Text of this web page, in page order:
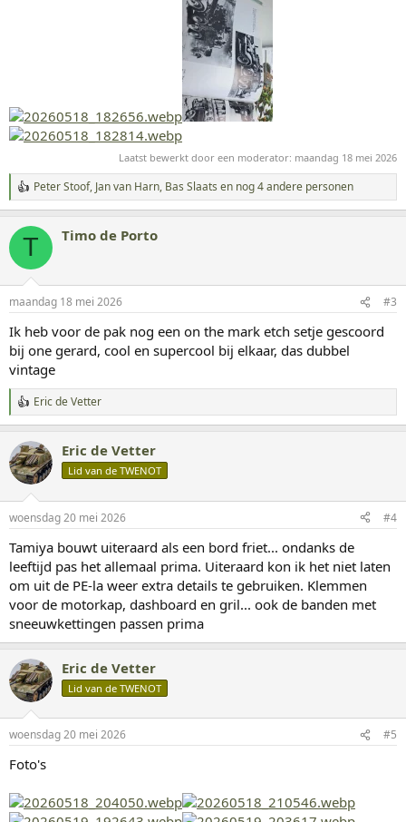
Laatst bewerkt door een moderator: maandag 18 mei 2026
W
a
r
e
n
e
n
:
Peter Stoof, Jan van Harn, Bas Slaats en nog 4 andere personen
T Timo de Porto
maandag 18 mei 2026 #3
Ik heb voor de pak nog een on the mark etch setje gescoord
bij one gerard, cool en supercool bij elkaar, das dubbel
vintage
W
a
r
d
e
n
e
n
:
Eric de Vetter
Eric de Vetter
Lid van de TWENOT
woensdag 20 mei 2026 #4
Tamiya bouwt uiteraard als een bord friet... ondanks de
leeftijd pas het allemaal prima. Uiteraard kon ik het niet laten
om uit de PE-la weer extra details te gebruiken. Klemmen
voor de motorkap, dashboard en gril... ook de banden met
sneeuwkettingen passen prima
Eric de Vetter
Lid van de TWENOT
woensdag 20 mei 2026 #5
Foto's